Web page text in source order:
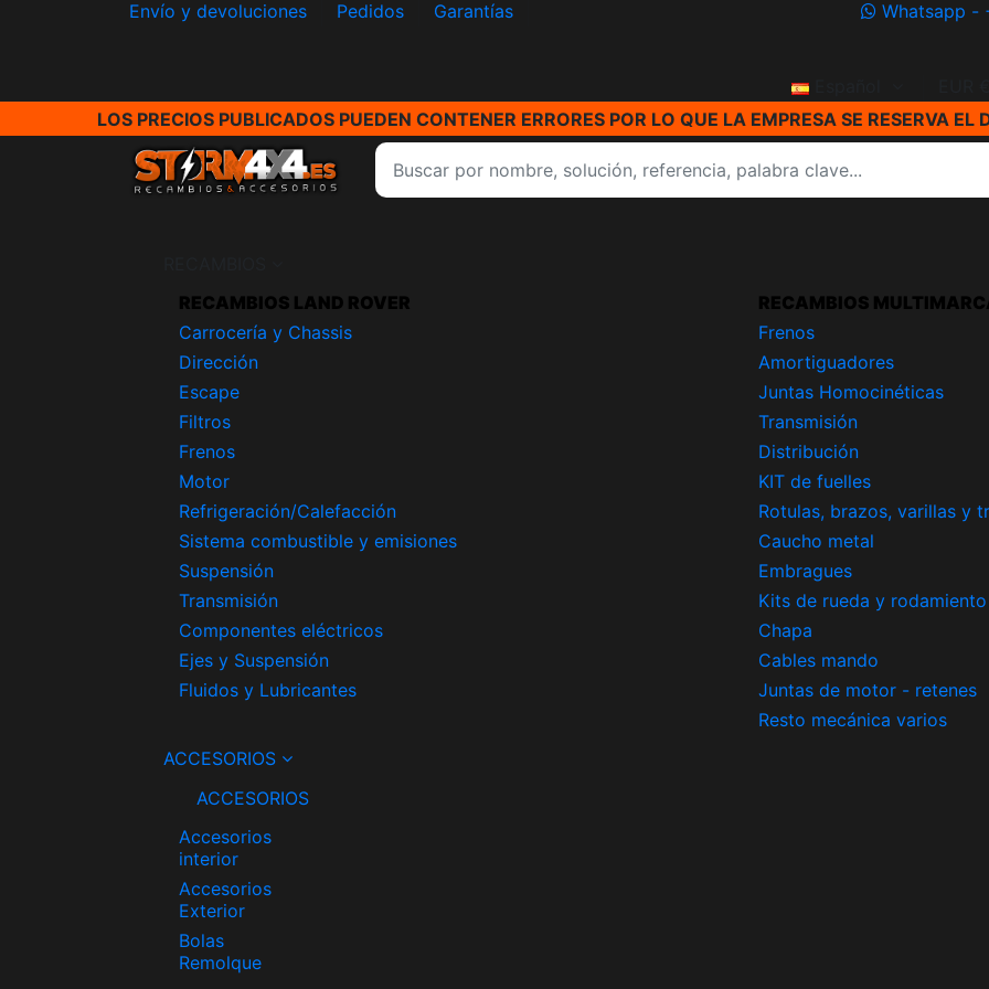
Envío y devoluciones Pedidos Garantías Whatsapp -
Español
LOS PRECIOS PUBLICADOS PUEDEN CONTENER ERRORES POR LO QUE LA EMPRESA SE RESERVA
RECAMBIOS LAND ROVER
Carrocería y Chassis
Dirección
Escape
Filtros
Frenos
Motor
Refrigeración/Calefacción
Sistema combustible y emisiones
Suspensión
Transmisión
Componentes eléctricos
Ejes y Suspensión
Fluidos y Lubricantes
RECAMBIOS
Frenos
Amortiguadores
Juntas Homocinéticas
Transmisión
Distribución
KIT de fuelles
Rotulas, brazos, varillas y
Caucho metal
Embragues
Kits de rueda y rodamiento
Chapa
Cables mando
Juntas de motor - retenes
Resto mecánica varios
ACCESORIOS
ACCESORIOS
Accesorios
interior
Accesorios
Exterior
Bolas
Remolque